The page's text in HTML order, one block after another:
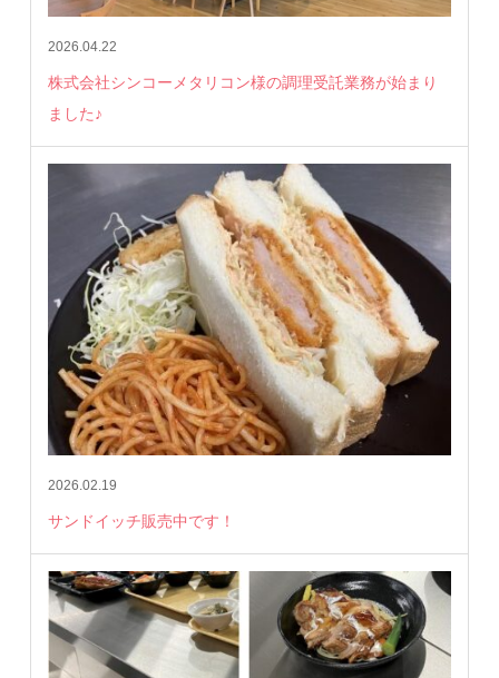
2026.04.22
株式会社シンコーメタリコン様の調理受託業務が始まり
ました♪
2026.02.19
サンドイッチ販売中です！